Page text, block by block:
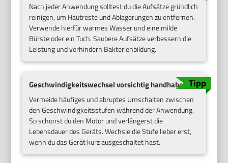
Nach jeder Anwendung solltest du die Aufsätze gründlich
reinigen, um Hautreste und Ablagerungen zu entfernen.
Verwende hierfür warmes Wasser und eine milde
Bürste oder ein Tuch. Saubere Aufsätze verbessern die
Leistung und verhindern Bakterienbildung.
Geschwindigkeitswechsel vorsichtig handhaben
Vermeide häufiges und abruptes Umschalten zwischen
den Geschwindigkeitsstufen während der Anwendung.
So schonst du den Motor und verlängerst die
Lebensdauer des Geräts. Wechsle die Stufe lieber erst,
wenn du das Gerät kurz ausgeschaltet hast.